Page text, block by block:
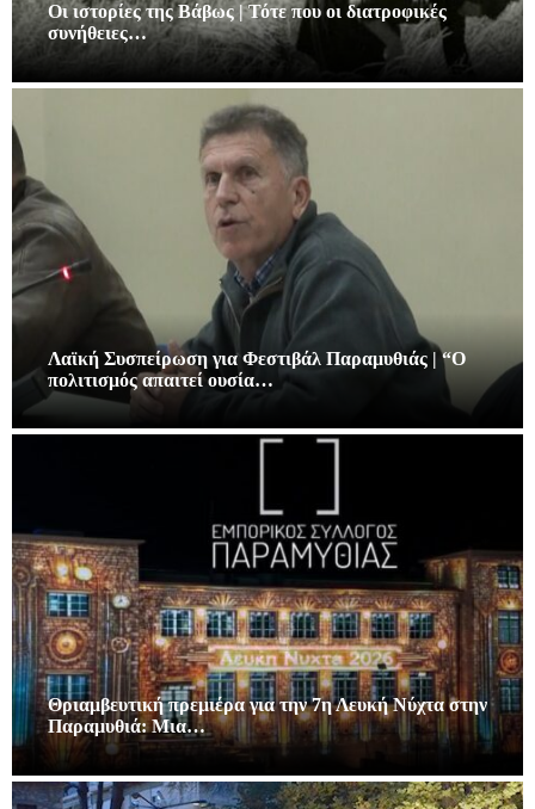
Οι ιστορίες της Βάβως | Τότε που οι διατροφικές
συνήθειες…
Λαϊκή Συσπείρωση για Φεστιβάλ Παραμυθιάς | “Ο
πολιτισμός απαιτεί ουσία…
Θριαμβευτική πρεμιέρα για την 7η Λευκή Νύχτα στην
Παραμυθιά: Μια…